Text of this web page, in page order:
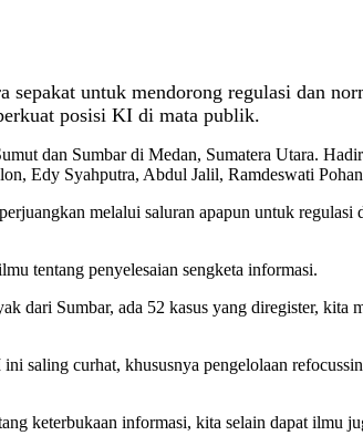
untuk mendorong regulasi dan
posisi KI di mata publik.
dan Sumbar di Medan, Sumatera Utara.
Edy Syahputra, Abdul Jalil, Ramdeswati
melalui saluran apapun untuk
tentang penyelesaian sengketa informasi.
dari Sumbar, ada 52 kasus yang diregister,
saling curhat, khususnya pengelolaan
keterbukaan informasi, kita selain dapat ilmu